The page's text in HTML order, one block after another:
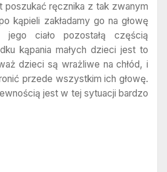
poszukać ręcznika z tak zwanym
kąpieli zakładamy go na głowę
jego ciało pozostałą częścią
kąpania małych dzieci jest to
dzieci są wrażliwe na chłód, i
przede wszystkim ich głowę.
jest w tej sytuacji bardzo